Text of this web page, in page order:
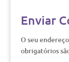
Enviar
O seu
obrigatórios